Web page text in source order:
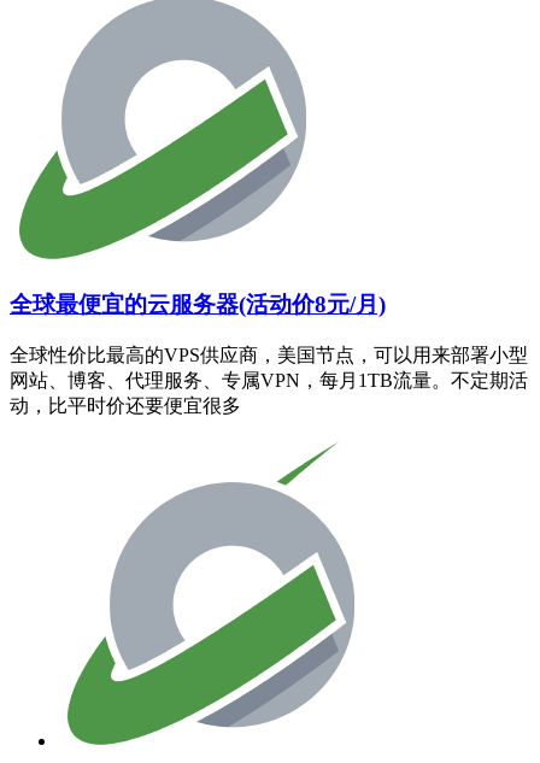
全球最便宜的云服务器(活动价8元/月)
全球性价比最高的VPS供应商，美国节点，可以用来部署小型
网站、博客、代理服务、专属VPN，每月1TB流量。不定期活
动，比平时价还要便宜很多